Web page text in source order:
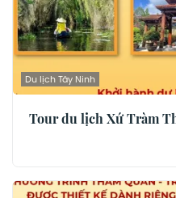
Du lịch Tây Ninh
Tour du lịch Xứ Tràm